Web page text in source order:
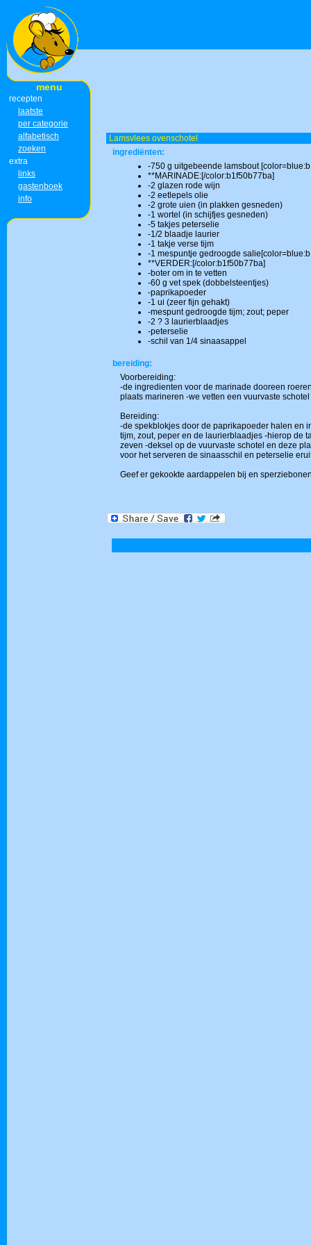
menu
recepten
laatste
per categorie
alfabetisch
zoeken
extra
links
gastenboek
info
Lamsvlees ovenschotel
ingrediënten:
-750 g uitgebeende lamsbout
**MARINADE:[/color:b1f50b77ba]
-2 glazen rode wijn
-2 eetlepels olie
-2 grote uien (in plakken gesneden)
-1 wortel (in schijfjes gesneden)
-5 takjes peterselie
-1/2 blaadje laurier
-1 takje verse tijm
-1 mespuntje gedroogde
**VERDER:[/color:b1f50b77ba]
-boter om in te vetten
-60 g vet spek (dobbelsteentjes)
-paprikapoeder
-1 ui (zeer fijn gehakt)
-mespunt gedroogde tijm; zout; peper
-2 ? 3 laurierblaadjes
-peterselie
-schil van 1/4 sinaasappel
bereiding:
Voorbereiding:
-de ingredienten voor de marinade dooreen
plaats marineren -we vetten een vuurvaste
Bereiding:
-de spekblokjes door de paprikapoeder halen en
tijm, zout, peper en de laurierblaadjes -hierop de
zeven -deksel op de vuurvaste schotel en deze
voor het serveren de sinaasschil en peterselie
Geef er gekookte aardappelen bij en